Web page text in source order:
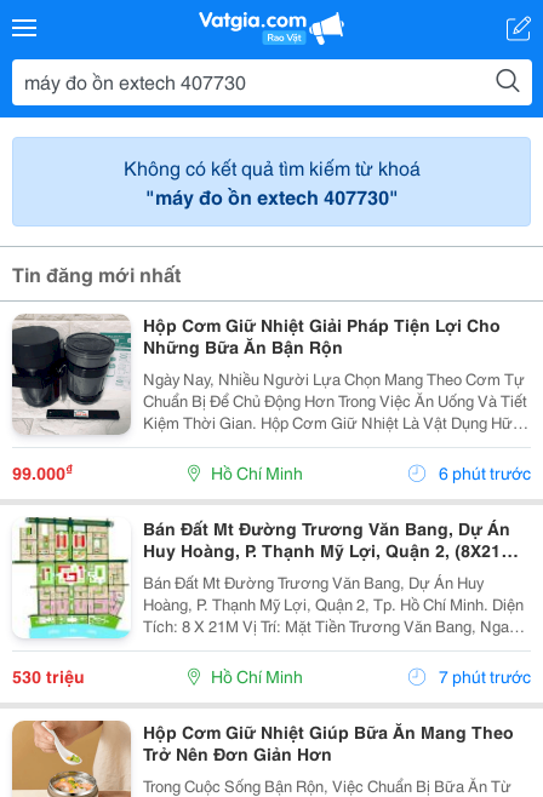
Không có kết quả tìm kiếm từ khoá
"máy đo ồn extech 407730"
Tin đăng mới nhất
Hộp Cơm Giữ Nhiệt Giải Pháp Tiện Lợi Cho
Những Bữa Ăn Bận Rộn
Ngày Nay, Nhiều Người Lựa Chọn Mang Theo Cơm Tự
Chuẩn Bị Để Chủ Động Hơn Trong Việc Ăn Uống Và Tiết
Kiệm Thời Gian. Hộp Cơm Giữ Nhiệt Là Vật Dụng Hữu
Ích Giúp Việc Bảo Quản Và Mang Theo Bữa Ăn Trở Nên
Thuận Tiện Hơn Trong Học Tập, Công Việc Hoặc Các...
99.000₫ Hồ Chí Minh 6 phút trước
Bán Đất Mt Đường Trương Văn Bang, Dự Án
Huy Hoàng, P. Thạnh Mỹ Lợi, Quận 2, (8X21M)
Giá 530Tr/M2
Bán Đất Mt Đường Trương Văn Bang, Dự Án Huy
Hoàng, P. Thạnh Mỹ Lợi, Quận 2, Tp. Hồ Chí Minh. Diện
Tích: 8 X 21M Vị Trí: Mặt Tiền Trương Văn Bang, Ngay
Khu Thương Mại, Hành Chính, Đường Rộng Giao Thông
Thuận Lợi, Thích Hợp Làm Công Ty, Kinh Danh...
530 triệu Hồ Chí Minh 7 phút trước
Hộp Cơm Giữ Nhiệt Giúp Bữa Ăn Mang Theo
Trở Nên Đơn Giản Hơn
Trong Cuộc Sống Bận Rộn, Việc Chuẩn Bị Bữa Ăn Từ